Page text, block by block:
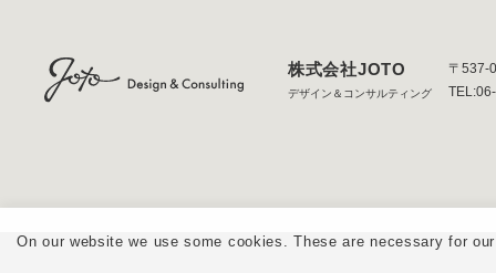
株式会社JOTO
デザイン＆コンサルティング
〒537-
On our website we use some cookies. These are necessary for